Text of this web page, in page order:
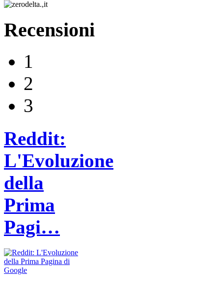
Recensioni
1
2
3
Reddit:
L'Evoluzione
della
Prima
Pagi…